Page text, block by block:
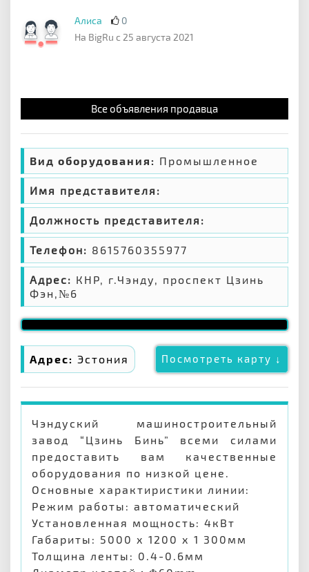
Алиса
0
На BigRu с 25 августа 2021
Все объявления продавца
Вид оборудования: Промышленное
Имя представителя:
Должность представителя:
Телефон: 8615760355977
Адрес: КНР, г.Чэнду, проспект Цзинь
Фэн,№6
Адрес: Эстония Посмотреть карту ↓
Чэндуский машиностроительный
завод “Цзинь Бинь” всеми силами
предоставить вам качественные
оборудования по низкой цене.
Основные характиристики линии:
Режим работы: автоматический
Установленная мощность: 4кВт
Габариты: 5000 х 1200 х 1 300мм
Толщина ленты: 0.4-0.6мм